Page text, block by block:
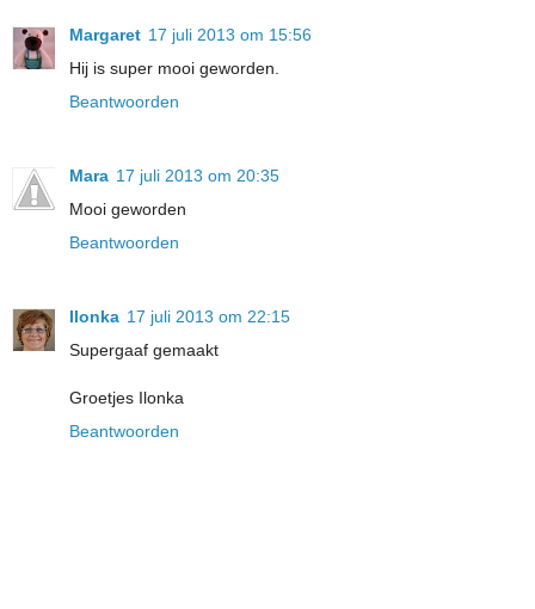
Margaret 17 juli 2013 om 15:56
Hij is super mooi geworden.
Beantwoorden
Mara 17 juli 2013 om 20:35
Mooi geworden
Beantwoorden
Ilonka 17 juli 2013 om 22:15
Supergaaf gemaakt
Groetjes Ilonka
Beantwoorden